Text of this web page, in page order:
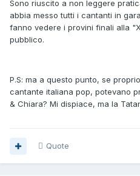
Sono riuscito a non leggere
abbia messo tutti i cantanti in
fanno vedere i provini finali alla
pubblico.
P.S: ma a questo punto, se
cantante italiana pop, potevano
& Chiara? Mi dispiace, ma la
Quote